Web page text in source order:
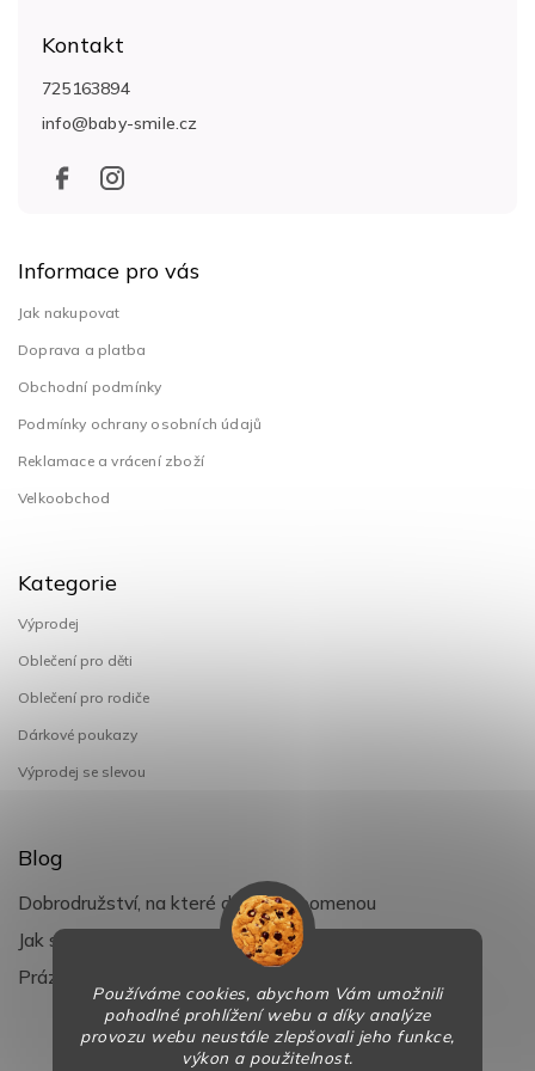
Používáme cookies, abychom Vám umožnili
pohodlné prohlížení webu a díky analýze
provozu webu neustále zlepšovali jeho funkce,
výkon a použitelnost.
Kontakt
info@baby-smile.cz
725163894
Informace pro vás
Jak nakupovat
Doprava a platba
Obchodní podmínky
Podmínky ochrany osobních údajů
Reklamace a vrácení zboží
Velkoobchod
Kategorie
Výprodej
Oblečení pro děti
Oblečení pro rodiče
Dárkové poukazy
Výprodej se slevou
Blog
Dobrodružství, na které děti nezapomenou
Jak si užít léto s dětmi naplno
Prázdniny klepou na dveře
BaBy-smile.cz. Všechna práva vyhrazena.